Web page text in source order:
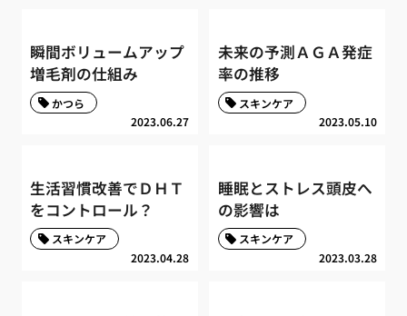
瞬間ボリュームアップ
増毛剤の仕組み
2023.06.27
かつら
未来の予測ＡＧＡ発症
率の推移
2023.05.10
スキンケア
生活習慣改善でＤＨＴ
をコントロール？
2023.04.28
スキンケア
睡眠とストレス頭皮へ
の影響は
2023.03.28
スキンケア